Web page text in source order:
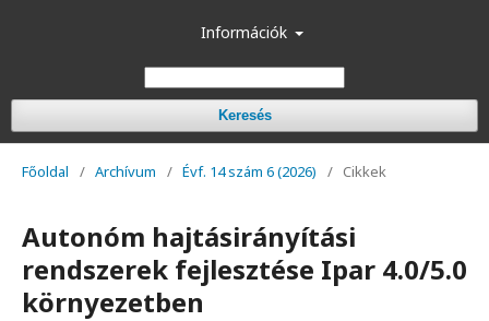
Információk
Keresés
Főoldal / Archívum / Évf. 14 szám 6 (2026) / Cikkek
Autonóm hajtásirányítási
rendszerek fejlesztése Ipar 4.0/5.0
környezetben